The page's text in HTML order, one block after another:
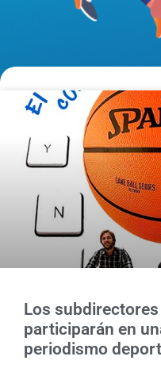
Los subdirectores
participarán en
periodismo